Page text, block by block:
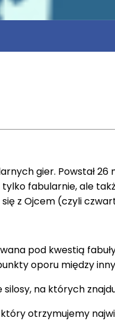
gier. Powstał
fabularnie, ale
z Ojcem (czyli
pod kwestią
oporu między
na których
otrzymujemy